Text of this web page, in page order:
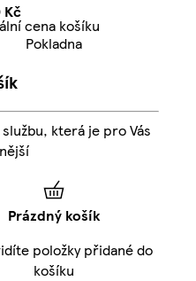
KčAktuální cena košíku
cena košíku
Pokladna
která je pro Vás
Prázdný košík
položky přidané do
košíku